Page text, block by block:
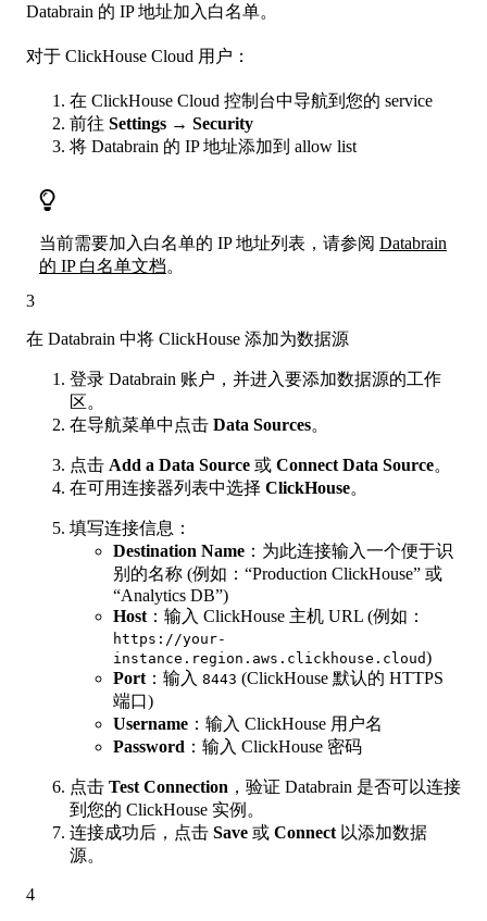
Databrain 的 IP 地址加入白名单。
对于 ClickHouse Cloud 用户：
在 ClickHouse Cloud 控制台中导航到您的 service
前往 Settings → Security
将 Databrain 的 IP 地址添加到 allow list
当前需要加入白名单的 IP 地址列表，请参阅 Databrain
的 IP 白名单文档。
3
在 Databrain 中将 ClickHouse 添加为数据源
登录 Databrain 账户，并进入要添加数据源的工作
区。
在导航菜单中点击 Data Sources。
点击 Add a Data Source 或 Connect Data Source。
在可用连接器列表中选择 ClickHouse。
填写连接信息：
Destination Name ：为此连接输入一个便于识
别的名称 (例如：“Production ClickHouse” 或
“Analytics DB”)
Host ：输入 ClickHouse 主机 URL (例如：
https://your-
instance.region.aws.clickhouse.cloud)
Port ：输入 8443 (ClickHouse 默认的 HTTPS
端口)
Username ：输入 ClickHouse 用户名
Password ：输入 ClickHouse 密码
点击 Test Connection ，验证 Databrain 是否可以连接
到您的 ClickHouse 实例。
连接成功后，点击 Save 或 Connect 以添加数据
源。
4